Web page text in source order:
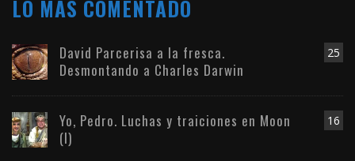
LO MÁS COMENTADO
25
David Parcerisa a la fresca.
Desmontando a Charles Darwin
16
Yo, Pedro. Luchas y traiciones en Moon
(I)